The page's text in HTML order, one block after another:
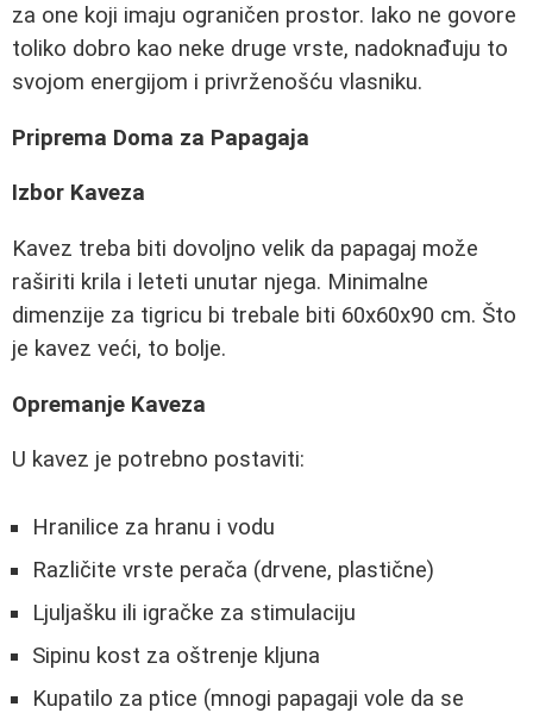
za one koji imaju ograničen prostor. Iako ne govore
toliko dobro kao neke druge vrste, nadoknađuju to
svojom energijom i privrženošću vlasniku.
Priprema Doma za Papagaja
Izbor Kaveza
Kavez treba biti dovoljno velik da papagaj može
raširiti krila i leteti unutar njega. Minimalne
dimenzije za tigricu bi trebale biti 60x60x90 cm. Što
je kavez veći, to bolje.
Opremanje Kaveza
U kavez je potrebno postaviti:
Hranilice za hranu i vodu
Različite vrste perača (drvene, plastične)
Ljuljašku ili igračke za stimulaciju
Sipinu kost za oštrenje kljuna
Kupatilo za ptice (mnogi papagaji vole da se